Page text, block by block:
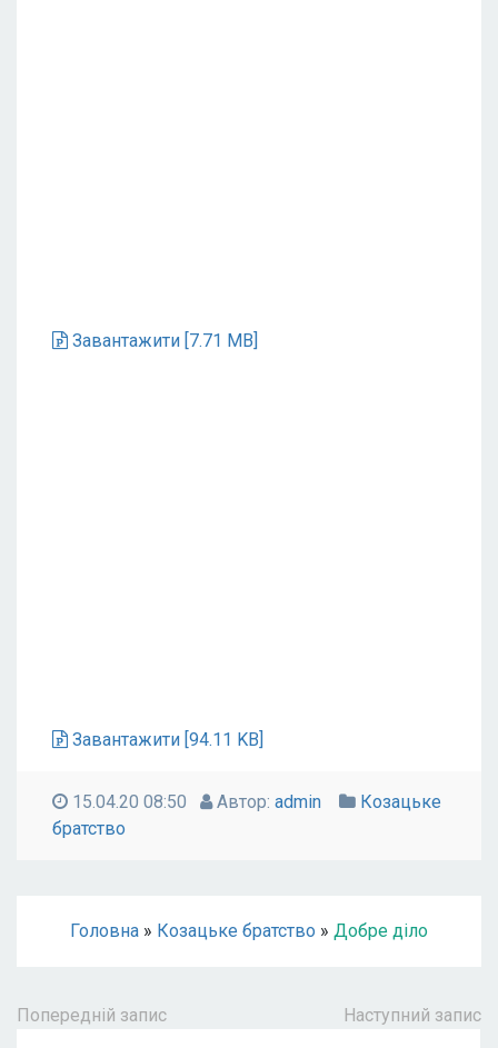
Завантажити [7.71 MB]
Завантажити [94.11 KB]
15.04.20 08:50 Автор: admin
Козацьке
братство
Головна » Козацьке братство » Добре діло
Попередній запис Наступний запис